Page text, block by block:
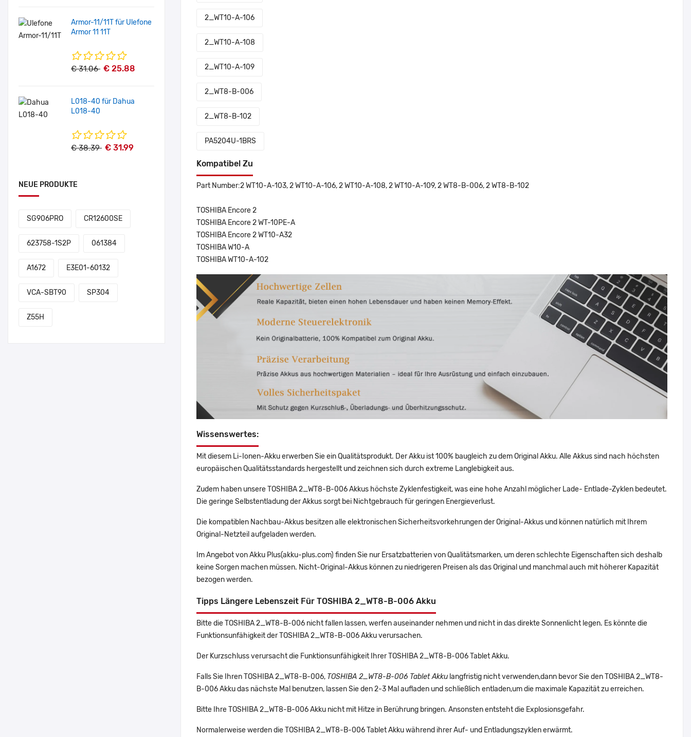
Armor-11/11T für Ulefone
Armor 11 11T
€ 31.06 € 25.88
L018-40 für Dahua
L018-40
€ 38.39 € 31.99
NEUE PRODUKTE
SG906PRO CR12600SE
623758-1S2P 061384
A1672 E3E01-60132
VCA-SBT90 SP304
Z55H
2_WT10-A-106
2_WT10-A-108
2_WT10-A-109
2_WT8-B-006
2_WT8-B-102
PA5204U-1BRS
Kompatibel Zu
Part Number:2 WT10-A-103, 2 WT10-A-106, 2 WT10-A-108, 2 WT10-A-109, 2 WT8-B-006, 2 WT8-B-102
TOSHIBA Encore 2
TOSHIBA Encore 2 WT-10PE-A
TOSHIBA Encore 2 WT10-A32
TOSHIBA W10-A
TOSHIBA WT10-A-102
Wissenswertes:
Mit diesem Li-Ionen-Akku erwerben Sie ein Qualitätsprodukt. Der Akku ist 100% baugleich zu dem Original Akku. Alle Akkus sind nach höchsten
europäischen Qualitätsstandards hergestellt und zeichnen sich durch extreme Langlebigkeit aus.
Zudem haben unsere TOSHIBA 2_WT8-B-006 Akkus höchste Zyklenfestigkeit, was eine hohe Anzahl möglicher Lade- Entlade-Zyklen bedeutet.
Die geringe Selbstentladung der Akkus sorgt bei Nichtgebrauch für geringen Energieverlust.
Die kompatiblen Nachbau-Akkus besitzen alle elektronischen Sicherheitsvorkehrungen der Original-Akkus und können natürlich mit Ihrem
Original-Netzteil aufgeladen werden.
Im Angebot von Akku Plus(akku-plus.com) finden Sie nur Ersatzbatterien von Qualitätsmarken, um deren schlechte Eigenschaften sich deshalb
keine Sorgen machen müssen. Nicht-Original-Akkus können zu niedrigeren Preisen als das Original und manchmal auch mit höherer Kapazität
bezogen werden.
Tipps Längere Lebenszeit Für TOSHIBA 2_WT8-B-006 Akku
Bitte die TOSHIBA 2_WT8-B-006 nicht fallen lassen, werfen auseinander nehmen und nicht in das direkte Sonnenlicht legen. Es könnte die
Funktionsunfähigkeit der TOSHIBA 2_WT8-B-006 Akku verursachen.
Der Kurzschluss verursacht die Funktionsunfähigkeit Ihrer TOSHIBA 2_WT8-B-006 Tablet Akku.
Falls Sie Ihren TOSHIBA 2_WT8-B-006, TOSHIBA 2_WT8-B-006 Tablet Akku langfristig nicht verwenden,dann bevor Sie den TOSHIBA 2_WT8-
B-006 Akku das nächste Mal benutzen, lassen Sie den 2-3 Mal aufladen und schließlich entladen,um die maximale Kapazität zu erreichen.
Bitte Ihre TOSHIBA 2_WT8-B-006 Akku nicht mit Hitze in Berührung bringen. Ansonsten entsteht die Explosionsgefahr.
Normalerweise werden die TOSHIBA 2_WT8-B-006 Tablet Akku während ihrer Auf- und Entladungszyklen erwärmt.